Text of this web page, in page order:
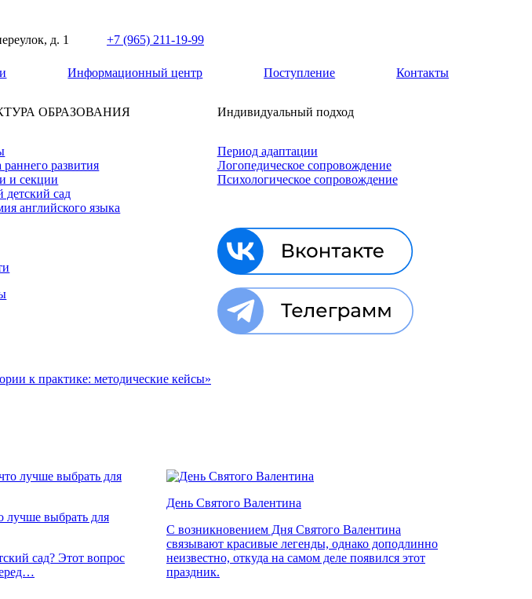
д. 1 +7 (965) 211-19-99
Информационный центр Поступление Контакты
ОБРАЗОВАНИЯ
раннего развития
и секции
детский сад
английского языка
Индивидуальный подход
Период адаптации
Логопедическое сопровождение
Психологическое сопровождение
лучше выбрать для
сад? Этот вопрос
День Святого Валентина
С возникновением Дня Святого Валентина
связывают красивые легенды, однако доподлинно
неизвестно, откуда на самом деле появился этот
праздник.